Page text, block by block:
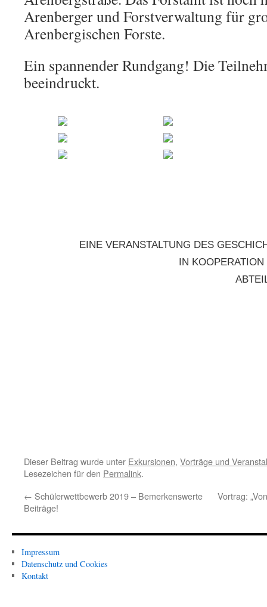
Arenberger und Forstverwaltung für
Arenbergischen Forste.
Ein spannender Rundgang! Die
beeindruckt.
EINE VERANSTALTUNG DES
IN
Dieser Beitrag wurde unter Exkursionen, Vorträge und
Lesezeichen für den Permalink.
← Schülerwettbewerb 2019 – Bemerkenswerte
Beiträge!
Vortrag:
Impressum
Datenschutz und Cookies
Kontakt